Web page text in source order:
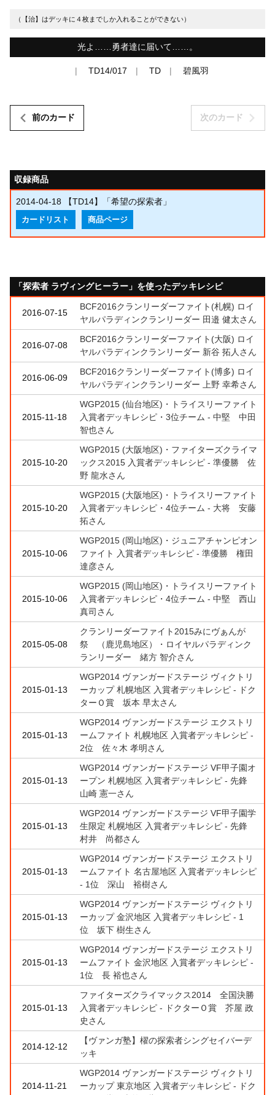
（【治】はデッキに４枚までしか入れることができない）
光よ……勇者達に届いて……。
TD14/017 TD 碧風羽
前のカード 次のカード
収録商品
2014-04-18 【TD14】「希望の探索者」
カードリスト 商品ページ
「探索者 ラヴィングヒーラー」を使ったデッキレシピ
2016-07-15
BCF2016クランリーダーファイト(札幌) ロイ
ヤルパラディンクランリーダー 田邉 健太さん
2016-07-08
BCF2016クランリーダーファイト(大阪) ロイ
ヤルパラディンクランリーダー 新谷 拓人さん
2016-06-09
BCF2016クランリーダーファイト(博多) ロイ
ヤルパラディンクランリーダー 上野 幸希さん
2015-11-18
WGP2015 (仙台地区)・トライスリーファイト
入賞者デッキレシピ・3位チーム - 中堅 中田
智也さん
2015-10-20
WGP2015 (大阪地区)・ファイターズクライマ
ックス2015 入賞者デッキレシピ - 準優勝 佐
野 龍水さん
2015-10-20
WGP2015 (大阪地区)・トライスリーファイト
入賞者デッキレシピ・4位チーム - 大将 安藤
拓さん
2015-10-06
WGP2015 (岡山地区)・ジュニアチャンピオン
ファイト 入賞者デッキレシピ - 準優勝 権田
達彦さん
2015-10-06
WGP2015 (岡山地区)・トライスリーファイト
入賞者デッキレシピ・4位チーム - 中堅 西山
真司さん
2015-05-08
クランリーダーファイト2015みにヴぁんが
祭 （鹿児島地区）・ロイヤルパラディンク
ランリーダー 緒方 智介さん
2015-01-13
WGP2014 ヴァンガードステージ ヴィクトリ
ーカップ 札幌地区 入賞者デッキレシピ - ドク
ターＯ賞 坂本 早太さん
2015-01-13
WGP2014 ヴァンガードステージ エクストリ
ームファイト 札幌地区 入賞者デッキレシピ -
2位 佐々木 孝明さん
2015-01-13
WGP2014 ヴァンガードステージ VF甲子園オ
ープン 札幌地区 入賞者デッキレシピ - 先鋒
山崎 憲一さん
2015-01-13
WGP2014 ヴァンガードステージ VF甲子園学
生限定 札幌地区 入賞者デッキレシピ - 先鋒
村井 尚都さん
2015-01-13
WGP2014 ヴァンガードステージ エクストリ
ームファイト 名古屋地区 入賞者デッキレシピ
- 1位 深山 裕樹さん
2015-01-13
WGP2014 ヴァンガードステージ ヴィクトリ
ーカップ 金沢地区 入賞者デッキレシピ - 1
位 坂下 樹生さん
2015-01-13
WGP2014 ヴァンガードステージ エクストリ
ームファイト 金沢地区 入賞者デッキレシピ -
1位 長 裕也さん
2015-01-13
ファイターズクライマックス2014 全国決勝
入賞者デッキレシピ - ドクターＯ賞 芥屋 政
史さん
2014-12-12
【ヴァンガ塾】櫂の探索者シングセイバーデ
ッキ
2014-11-21
WGP2014 ヴァンガードステージ ヴィクトリ
ーカップ 東京地区 入賞者デッキレシピ - ドク